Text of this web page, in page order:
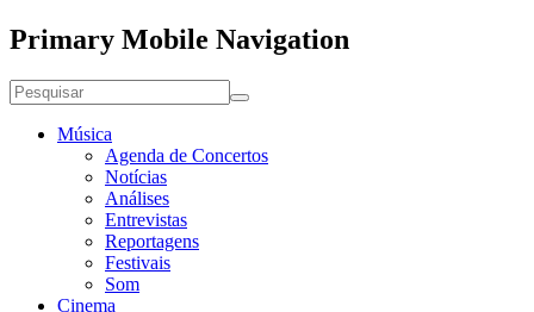
Primary Mobile Navigation
Música
Agenda de Concertos
Notícias
Análises
Entrevistas
Reportagens
Festivais
Som
Cinema